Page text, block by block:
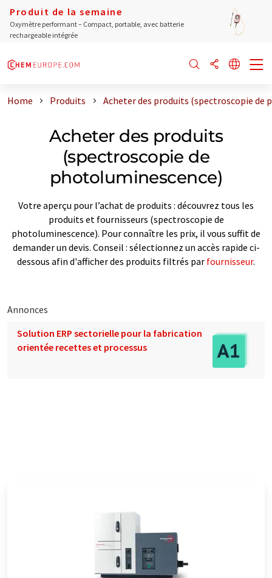
Produit de la semaine
Oxymètre performant – Compact, portable, avec batterie
rechargeable intégrée
Home Produits Acheter des produits (spectroscopie de
Acheter des produits
(spectroscopie de
photoluminescence)
Votre aperçu pour l’achat de produits : découvrez tous les
produits et fournisseurs (spectroscopie de
photoluminescence). Pour connaître les prix, il vous suffit de
demander un devis. Conseil : sélectionnez un accès rapide ci-
dessous afin d'afficher des produits filtrés par fournisseur.
Annonces
Solution ERP sectorielle pour la fabrication
orientée recettes et processus